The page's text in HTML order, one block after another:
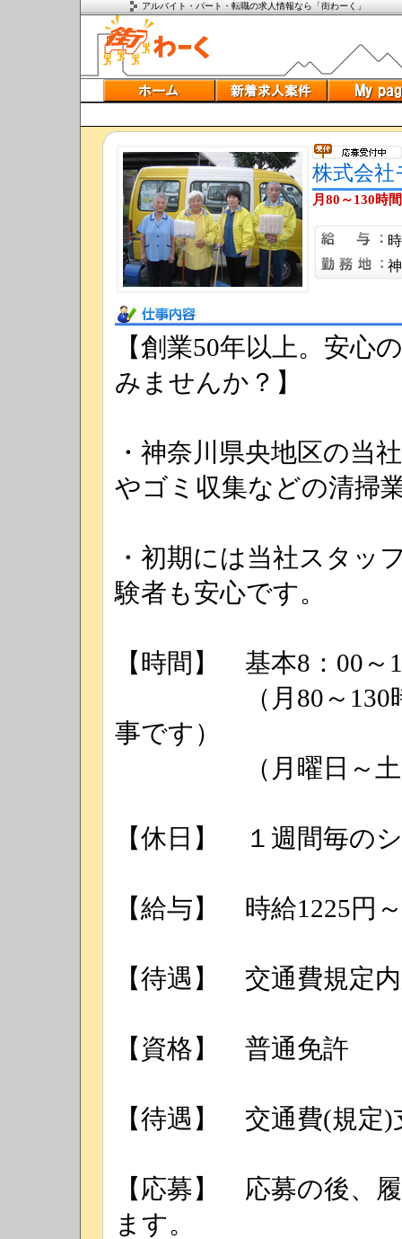
アルバイト・パート・転職の求人情報なら「街わーく」
株式会
月80～130時
仕事内容
【創業50年以上。安心
みませんか？】
・神奈川県央地区の当
やゴミ収集などの清掃
・初期には当社スタッ
験者も安心です。
【時間】 基本8：00～
（月80～130時間
事です）
（月曜日～土曜日
【休日】 １週間毎の
【給与】 時給1225円
【待遇】 交通費規定
【資格】 普通免許
【待遇】 交通費(規定)
【応募】 応募の後、
ます。